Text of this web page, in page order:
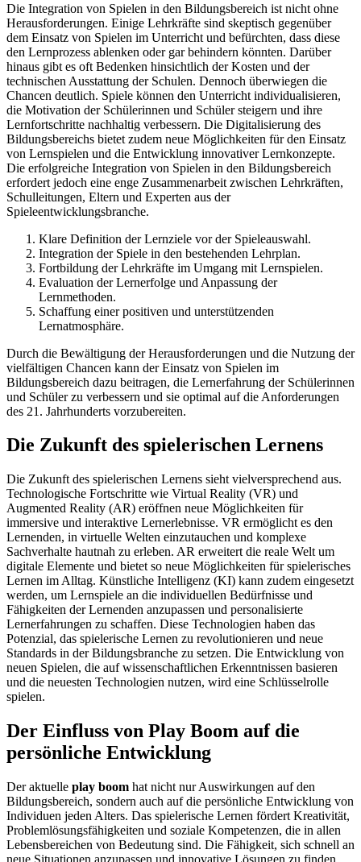
Die Integration von Spielen in den Bildungsbereich ist nicht ohne
Herausforderungen. Einige Lehrkräfte sind skeptisch gegenüber
dem Einsatz von Spielen im Unterricht und befürchten, dass diese
den Lernprozess ablenken oder gar behindern könnten. Darüber
hinaus gibt es oft Bedenken hinsichtlich der Kosten und der
technischen Ausstattung der Schulen. Dennoch überwiegen die
Chancen deutlich. Spiele können den Unterricht individualisieren,
die Motivation der Schülerinnen und Schüler steigern und ihre
Lernfortschritte nachhaltig verbessern. Die Digitalisierung des
Bildungsbereichs bietet zudem neue Möglichkeiten für den Einsatz
von Lernspielen und die Entwicklung innovativer Lernkonzepte.
Die erfolgreiche Integration von Spielen in den Bildungsbereich
erfordert jedoch eine enge Zusammenarbeit zwischen Lehrkräften,
Schulleitungen, Eltern und Experten aus der
Spieleentwicklungsbranche.
Klare Definition der Lernziele vor der Spieleauswahl.
Integration der Spiele in den bestehenden Lehrplan.
Fortbildung der Lehrkräfte im Umgang mit Lernspielen.
Evaluation der Lernerfolge und Anpassung der
Lernmethoden.
Schaffung einer positiven und unterstützenden
Lernatmosphäre.
Durch die Bewältigung der Herausforderungen und die Nutzung der
vielfältigen Chancen kann der Einsatz von Spielen im
Bildungsbereich dazu beitragen, die Lernerfahrung der Schülerinnen
und Schüler zu verbessern und sie optimal auf die Anforderungen
des 21. Jahrhunderts vorzubereiten.
Die Zukunft des spielerischen Lernens
Die Zukunft des spielerischen Lernens sieht vielversprechend aus.
Technologische Fortschritte wie Virtual Reality (VR) und
Augmented Reality (AR) eröffnen neue Möglichkeiten für
immersive und interaktive Lernerlebnisse. VR ermöglicht es den
Lernenden, in virtuelle Welten einzutauchen und komplexe
Sachverhalte hautnah zu erleben. AR erweitert die reale Welt um
digitale Elemente und bietet so neue Möglichkeiten für spielerisches
Lernen im Alltag. Künstliche Intelligenz (KI) kann zudem eingesetzt
werden, um Lernspiele an die individuellen Bedürfnisse und
Fähigkeiten der Lernenden anzupassen und personalisierte
Lernerfahrungen zu schaffen. Diese Technologien haben das
Potenzial, das spielerische Lernen zu revolutionieren und neue
Standards in der Bildungsbranche zu setzen. Die Entwicklung von
neuen Spielen, die auf wissenschaftlichen Erkenntnissen basieren
und die neuesten Technologien nutzen, wird eine Schlüsselrolle
spielen.
Der Einfluss von Play Boom auf die
persönliche Entwicklung
Der aktuelle play boom hat nicht nur Auswirkungen auf den
Bildungsbereich, sondern auch auf die persönliche Entwicklung von
Individuen jeden Alters. Das spielerische Lernen fördert Kreativität,
Problemlösungsfähigkeiten und soziale Kompetenzen, die in allen
Lebensbereichen von Bedeutung sind. Die Fähigkeit, sich schnell an